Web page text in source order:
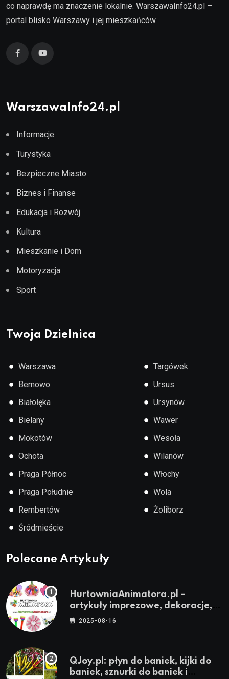
co naprawdę ma znaczenie lokalnie. WarszawaInfo24.pl –
portal blisko Warszawy i jej mieszkańców.
WarszawaInfo24.pl
Informacje
Turystyka
Bezpieczne Miasto
Biznes i Finanse
Edukacja i Rozwój
Kultura
Mieszkanie i Dom
Motoryzacja
Sport
Twoja Dzielnica
● Warszawa
● Bemowo
● Białołęka
● Bielany
● Mokotów
● Ochota
● Praga Północ
● Praga Południe
● Rembertów
● Śródmieście
● Targówek
● Ursus
● Ursynów
● Wawer
● Wesoła
● Wilanów
● Włochy
● Wola
● Żoliborz
Polecane Artykuły
HurtowniaAnimatora.pl –
artykuły imprezowe, dekoracje,
stroje i akcesoria dla animatorów
2025-08-16
QJoy.pl: płyn do baniek, kijki do
baniek, sznurki do baniek i